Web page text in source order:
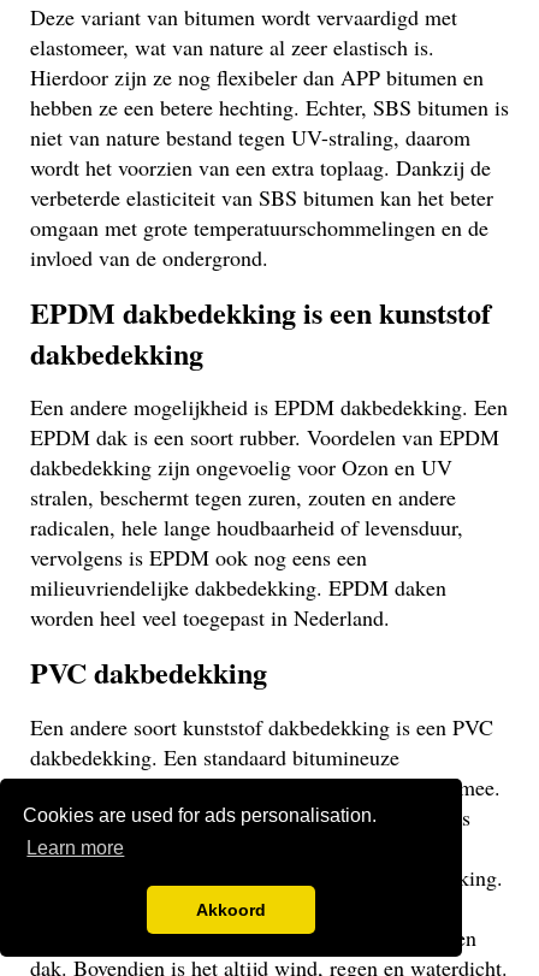
Cookies are used for ads personalisation.
Learn more
Akkoord
Deze variant van bitumen wordt vervaardigd met
elastomeer, wat van nature al zeer elastisch is.
Hierdoor zijn ze nog flexibeler dan APP bitumen en
hebben ze een betere hechting. Echter, SBS bitumen is
niet van nature bestand tegen UV-straling, daarom
wordt het voorzien van een extra toplaag. Dankzij de
verbeterde elasticiteit van SBS bitumen kan het beter
omgaan met grote temperatuurschommelingen en de
invloed van de ondergrond.
EPDM dakbedekking is een kunststof
dakbedekking
Een andere mogelijkheid is EPDM dakbedekking. Een
EPDM dak is een soort rubber. Voordelen van EPDM
dakbedekking zijn ongevoelig voor Ozon en UV
stralen, beschermt tegen zuren, zouten en andere
radicalen, hele lange houdbaarheid of levensduur,
vervolgens is EPDM ook nog eens een
milieuvriendelijke dakbedekking. EPDM daken
worden heel veel toegepast in Nederland.
PVC dakbedekking
Een andere soort kunststof dakbedekking is een PVC
dakbedekking. Een standaard bitumineuze
dakbedekking gaat veelal niet langer dan 15 jaar mee.
Een EPDM of PVC dak gaat veel langer mee en is
daarom een stuk duurzamer. Een PVC dak heeft
dezelfde eigenschappen als een EPDM dakbedekking.
Het gaat weliswaar iets minder lang mee dan een
EPDM dak, maar uiteraard langer dan een bitumen
dak. Bovendien is het altijd wind, regen en waterdicht.